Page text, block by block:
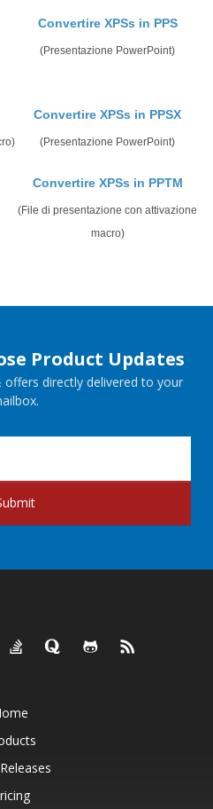
Convertire XPSs in PPS
(Presentazione PowerPoint)
Convertire XPSs in PPSX
(Presentazione PowerPoint)
Convertire XPSs in PPTM
(File di presentazione con attivazione
macro)
Product Updates
directly delivered to your